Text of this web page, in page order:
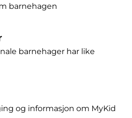
barnehagen
barnehager har like
og informasjon om MyKid